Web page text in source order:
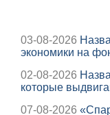
03-08-2026
экономики на
02-08-2026
которые
07-08-2026